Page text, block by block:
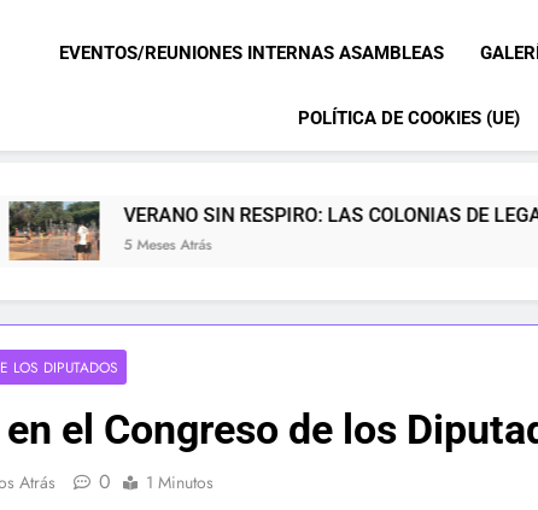
EVENTOS/REUNIONES INTERNAS ASAMBLEAS
POLÍTICA DE COOKIES (UE)
VERANO SIN RESPIRO: LAS COLONIAS DE LEGANÉS SE
5 Meses Atrás
LOS DIPUTADOS
el Congreso de los
Atrás 0 1 Minutos